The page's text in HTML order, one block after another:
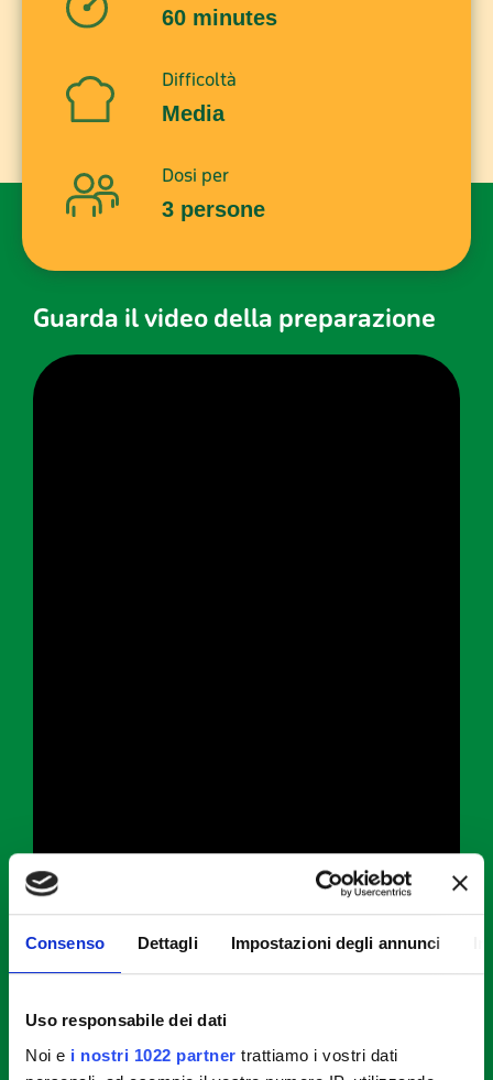
Consenso Dettagli Impostazioni degli annunci
Uso responsabile dei dati
Noi e i nostri 1022 partner trattiamo i vostri dati
60 minutes
Difficoltà
Media
Dosi per
3 persone
Guarda il video della preparazione